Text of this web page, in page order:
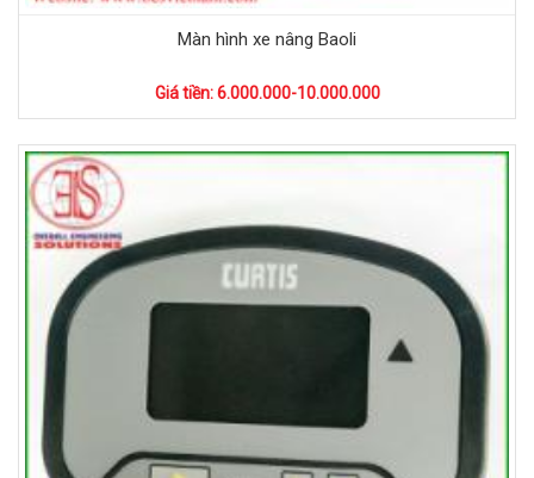
Màn hình xe nâng Baoli
Giá tiền: 6.000.000-10.000.000